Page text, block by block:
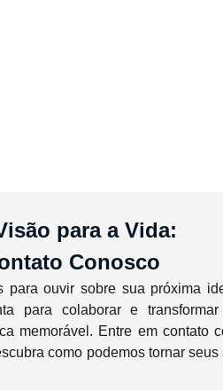
para a Vida:
Conosco
para ouvir sobre sua próxima
para colaborar e
memorável. Entre em contato
como podemos tornar